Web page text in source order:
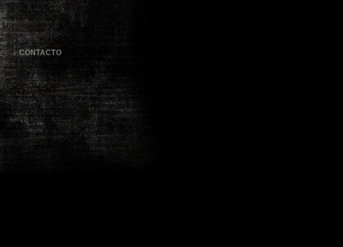
CONTACTO